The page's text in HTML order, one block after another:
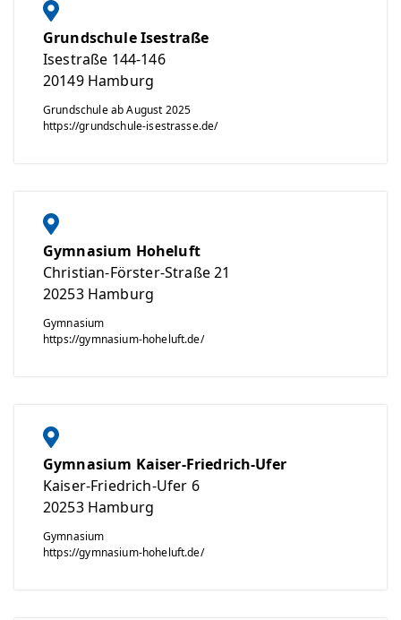
Grundschule Isestraße
Isestraße 144-146
20149 Hamburg
Grundschule ab August 2025
https://grundschule-isestrasse.de/
Gymnasium Hoheluft
Christian-Förster-Straße 21
20253 Hamburg
Gymnasium
https://gymnasium-hoheluft.de/
Gymnasium Kaiser-Friedrich-Ufer
Kaiser-Friedrich-Ufer 6
20253 Hamburg
Gymnasium
https://gymnasium-hoheluft.de/